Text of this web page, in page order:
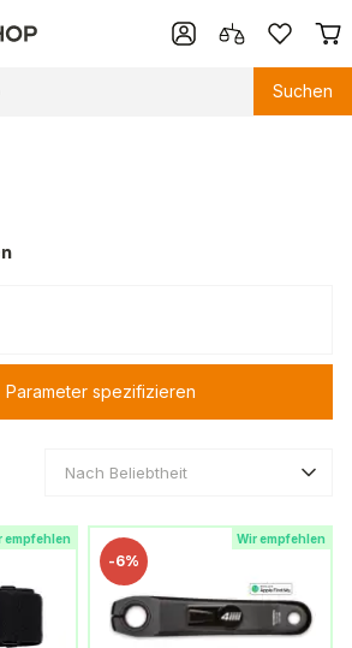
Suchen
Parameter spezifizieren
Nach Beliebtheit
empfehlen Wir empfehlen
-6%